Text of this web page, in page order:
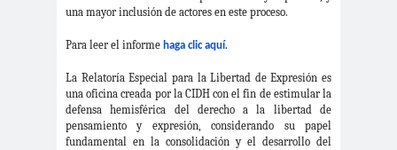
Nueva
Acuerdo por la Paz y Nueva
Constitución
ADN
adultos
mayores
Afganistá
n
AFUCA
agresió
agresión
una mayor inclusión de actores en este proceso.
Para leer el informe haga clic aquí.
La Relatoría Especial para la Libertad de Expresión es
una oficina creada por la CIDH con el fin de estimular la
defensa hemisférica del derecho a la libertad de
pensamiento y expresión, considerando su papel
fundamental en la consolidación y el desarrollo del